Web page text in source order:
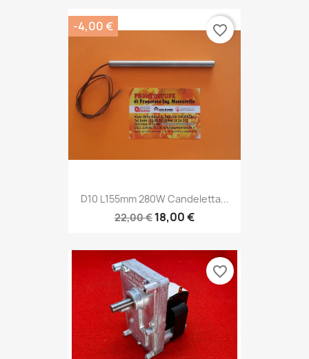
D10 L155mm 280W Candeletta...
22,00 € 18,00 €
-4,00 € favorite_border
favorite_border